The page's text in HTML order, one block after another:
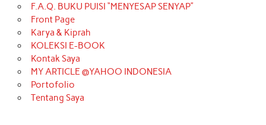
F.A.Q. BUKU PUISI “MENYESAP SENYAP”
Front Page
Karya & Kiprah
KOLEKSI E-BOOK
Kontak Saya
MY ARTICLE @YAHOO INDONESIA
Portofolio
Tentang Saya